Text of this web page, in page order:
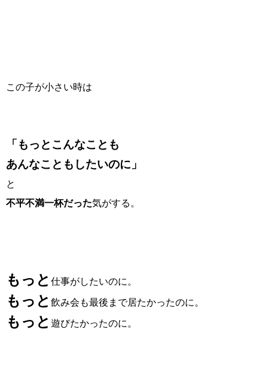
この子が小さい時は
「もっとこんなことも
あんなこともしたいのに」
と
不平不満一杯だった気がする。
もっと 仕事がしたいのに。
もっと 飲み会も最後まで居たかったのに。
もっと 遊びたかったのに。